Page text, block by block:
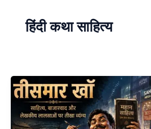
हिंदी कथा साहित्य